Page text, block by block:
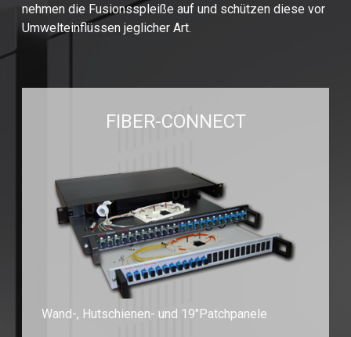
nehmen die Fusionsspleiße auf und schützen diese vor
Umwelteinflüssen jeglicher Art.
FIBER-CONNECT
Wand-, Hutschienen- und 19"Patchpanele